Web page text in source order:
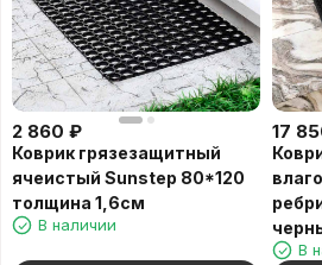
2 860 ₽
Коврик грязезащитный
ячеистый Sunstep 80*120
толщина 1,6см
В наличии
17
В